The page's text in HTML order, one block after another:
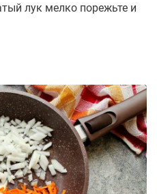
лук мелко порежьте и